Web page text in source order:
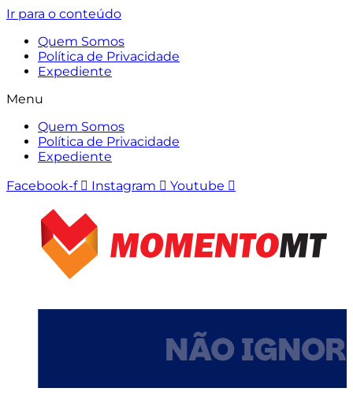
Ir para o conteúdo
Quem Somos
Política de Privacidade
Expediente
Menu
Quem Somos
Política de Privacidade
Expediente
Facebook-f
Instagram Youtube